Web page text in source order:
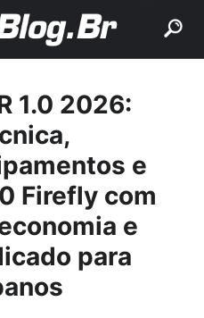
1.0 2026:
e
Firefly com
e
para